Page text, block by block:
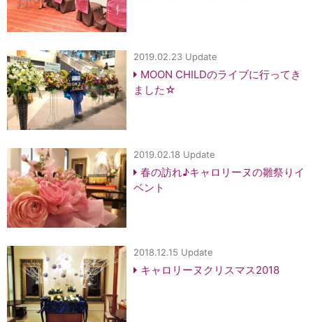
2019.02.23 Update
MOON CHILDのライブに行ってき
ました☆
2019.02.18 Update
春の訪れ♪キャロリーヌの雛祭りイ
ベント
2018.12.15 Update
キャロリーヌクリスマス2018